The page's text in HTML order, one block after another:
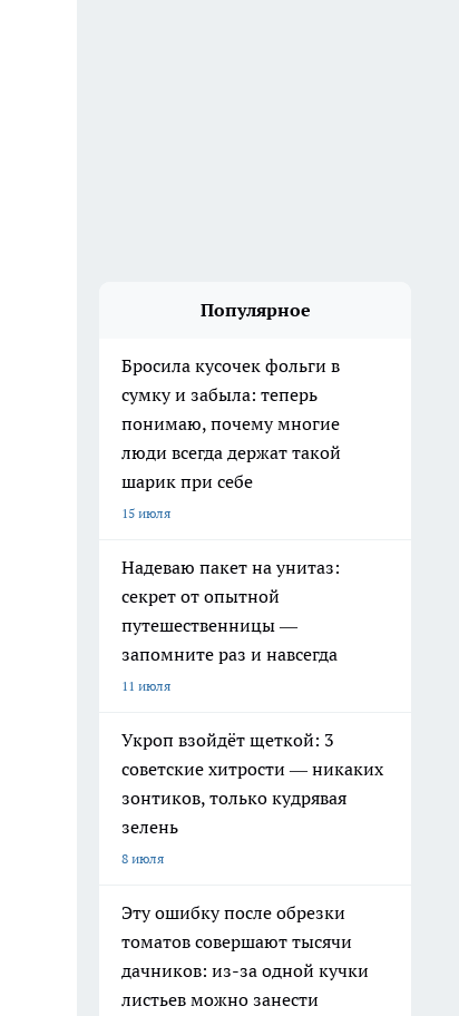
Популярное
Бросила кусочек фольги в
сумку и забыла: теперь
понимаю, почему многие
люди всегда держат такой
шарик при себе
15 июля
Надеваю пакет на унитаз:
секрет от опытной
путешественницы —
запомните раз и навсегда
11 июля
Укроп взойдёт щеткой: 3
советские хитрости — никаких
зонтиков, только кудрявая
зелень
8 июля
Эту ошибку после обрезки
томатов совершают тысячи
дачников: из-за одной кучки
листьев можно занести